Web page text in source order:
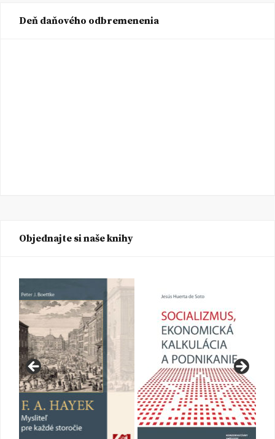
Deň daňového odbremenenia
Objednajte si naše knihy